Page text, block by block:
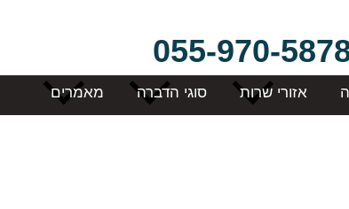
055-970-
אזורי שרות סוגי הדברה מאמרים